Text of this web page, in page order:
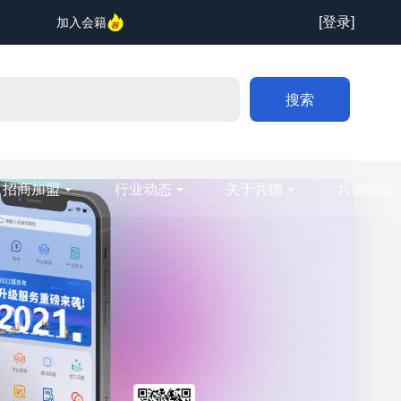
加入会籍 [登录]
搜索
招商加盟 行业动态 关于共德 共信商城